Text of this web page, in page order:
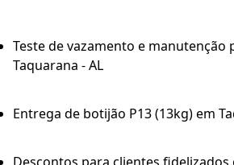
Teste de vazamento e manutenção
Taquarana - AL
Entrega de botijão P13 (13kg) em